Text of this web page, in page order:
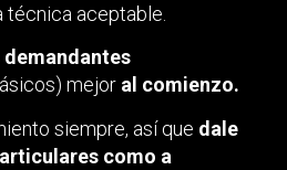
técnica aceptable.
mejor al comienzo.
siempre, así que dale
como a